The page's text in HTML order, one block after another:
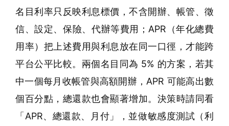
名目利率只反映利息標價，不含開辦、帳管、徵
信、設定、保險、代辦等費用；APR（年化總費
用率）把上述費用與利息放在同一口徑，才能跨
平台公平比較。兩個名目同為 5% 的方案，若其
中一個每月收帳管與高額開辦，APR 可能高出數
個百分點，總還款也會顯著增加。決策時請同看
「APR、總還款、月付」，並做敏感度測試（利